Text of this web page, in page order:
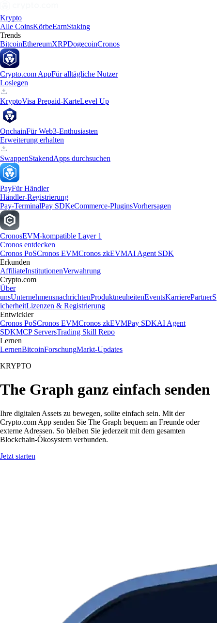
Krypto
Alle CoinsKörbeEarnStaking
Trends
BitcoinEthereumXRPDogecoinCronos
Crypto.com AppFür alltägliche Nutzer
Loslegen
KryptoVisa Prepaid-KarteLevel Up
OnchainFür Web3-Enthusiasten
Erweiterung erhalten
SwappenStakendApps durchsuchen
PayFür Händler
Händler-Registrierung
Pay-TerminalPay SDKeCommerce-PluginsVorhersagen
CronosEVM-kompatible Layer 1
Cronos entdecken
Cronos PoSCronos EVMCronos zkEVMAI Agent SDK
Erkunden
AffiliateInstitutionenVerwahrung
Crypto.com
Über
unsUnternehmensnachrichtenProduktneuheitenEventsKarrierePartnerS
icherheitLizenzen & Registrierung
Entwickler
Cronos PoSCronos EVMCronos zkEVMPay SDKAI Agent
SDKMCP ServersTrading Skill Repo
Lernen
LernenBitcoinForschungMarkt-Updates
KRYPTO
The Graph ganz einfach senden
Ihre digitalen Assets zu bewegen, sollte einfach sein. Mit der
Crypto.com App senden Sie The Graph bequem an Freunde oder
externe Adressen. So bleiben Sie jederzeit mit dem gesamten
Blockchain-Ökosystem verbunden.
Jetzt starten